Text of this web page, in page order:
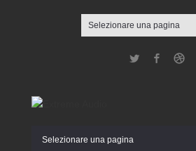
Selezionare una pagina
Twitter Facebook
Selezionare una pagina